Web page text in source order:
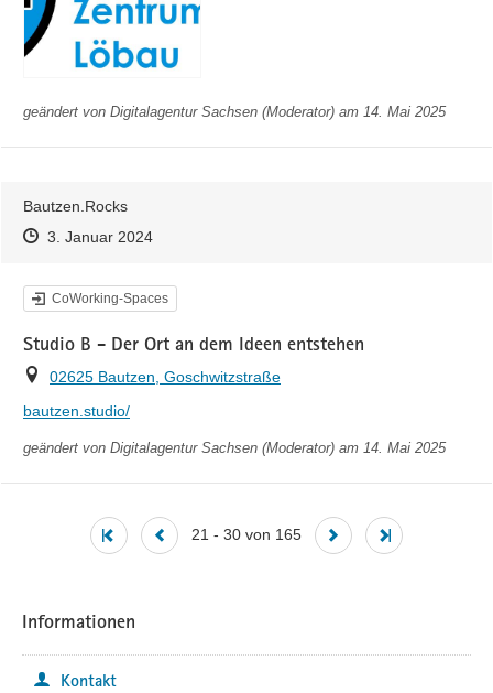
geändert von Digitalagentur Sachsen (Moderator) am 14. Mai 2025
Bautzen.Rocks
Zeitpunkt des Erstellens
Zeitpunkt des Erstellens
3. Januar 2024Zur Äußerung
Kategorie
CoWorking-Spaces
Studio B - Der Ort an dem Ideen entstehen
Ort
02625 Bautzen, Goschwitzstraße
https://
bautzen.studio/
geändert von Digitalagentur Sachsen (Moderator) am 14. Mai 2025
21 - 30 von 165
Informationen
Kontakt